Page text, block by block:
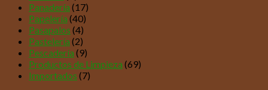
Panadería (17)
Papelería (40)
Pasapalos (4)
Pastelería (2)
Pescadería (9)
Productos de Limpieza (69)
Importados (7)